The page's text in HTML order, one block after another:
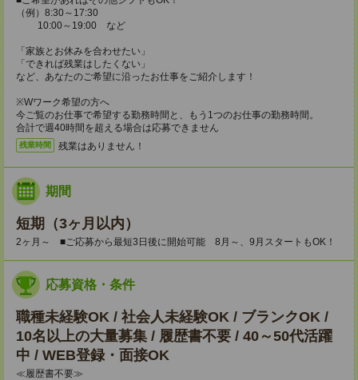
（例）8:30～17:30
10:00～19:00 など
「家族とお休みを合わせたい」
「できれば残業はしたくない」
など、あなたのご希望に沿ったお仕事をご紹介します！
※Wワーク希望の方へ
今ご覧のお仕事で希望する勤務時間と、もう1つのお仕事の勤務時間。
合計で週40時間を超える場合は応募できません
残業時間 残業はありません！
期間
短期（3ヶ月以内）
2ヶ月～ ■ご応募から最短3日後に開始可能 8月～、9月スタートもOK！
応募資格・条件
職種未経験OK / 社会人未経験OK / ブランクOK /
10名以上の大量募集 / 履歴書不要 / 40～50代活躍
中 / WEB登録・面接OK
≪履歴書不要≫